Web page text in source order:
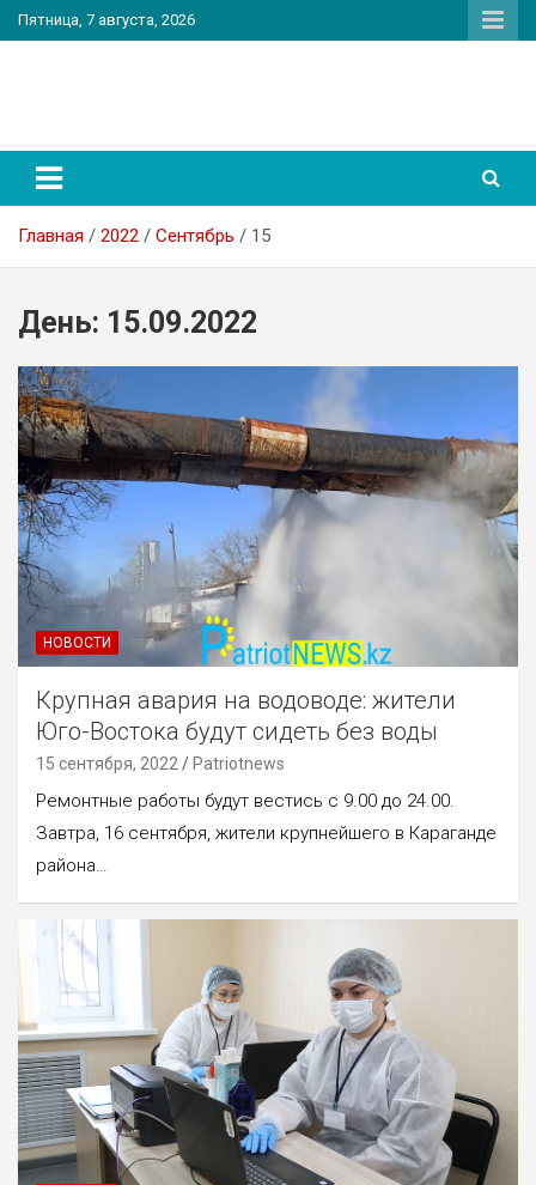
Перейти
к
Пятница, 7 августа, 2026
Главная 2022 Сентябрь 15
День: 15.09.2022
НОВОСТИ
Крупная авария на водоводе: жители
Юго-Востока будут сидеть без воды
15 сентября, 2022 Patriotnews
Ремонтные работы будут вестись с 9.00 до 24.00.
Завтра, 16 сентября, жители крупнейшего в Караганде
района…